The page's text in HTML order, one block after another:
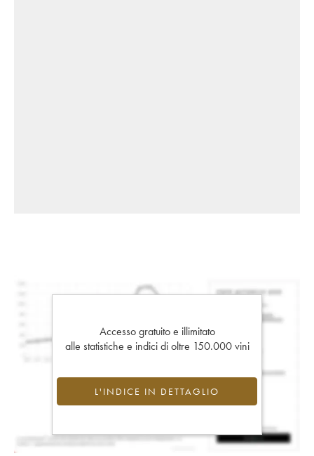
Accesso gratuito e illimitato
alle statistiche e indici di oltre 150.000 vini
L'INDICE IN DETTAGLIO